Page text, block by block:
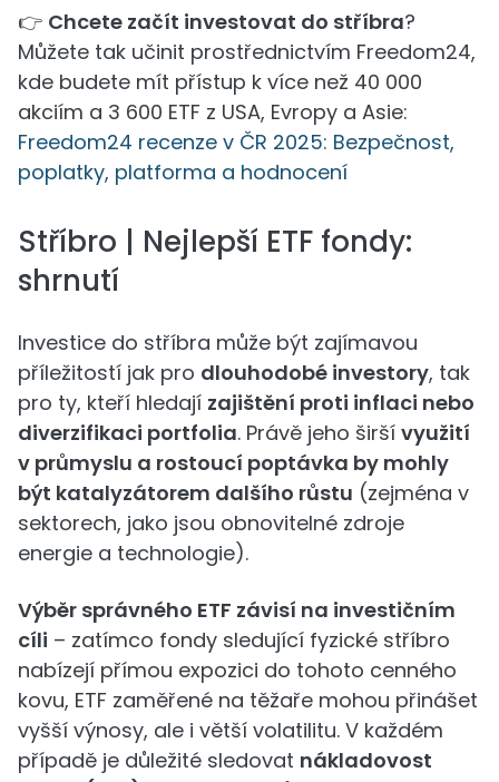
👉 Chcete začít investovat do stříbra?
Můžete tak učinit prostřednictvím Freedom24,
kde budete mít přístup k více než 40 000
akciím a 3 600 ETF z USA, Evropy a Asie:
Freedom24 recenze v ČR 2025: Bezpečnost,
poplatky, platforma a hodnocení
Stříbro | Nejlepší ETF fondy:
shrnutí
Investice do stříbra může být zajímavou
příležitostí jak pro dlouhodobé investory, tak
pro ty, kteří hledají zajištění proti inflaci nebo
diverzifikaci portfolia. Právě jeho širší využití
v průmyslu a rostoucí poptávka by mohly
být katalyzátorem dalšího růstu (zejména v
sektorech, jako jsou obnovitelné zdroje
energie a technologie).
Výběr správného ETF závisí na investičním
cíli – zatímco fondy sledující fyzické stříbro
nabízejí přímou expozici do tohoto cenného
kovu, ETF zaměřené na těžaře mohou přinášet
vyšší výnosy, ale i větší volatilitu. V každém
případě je důležité sledovat nákladovost